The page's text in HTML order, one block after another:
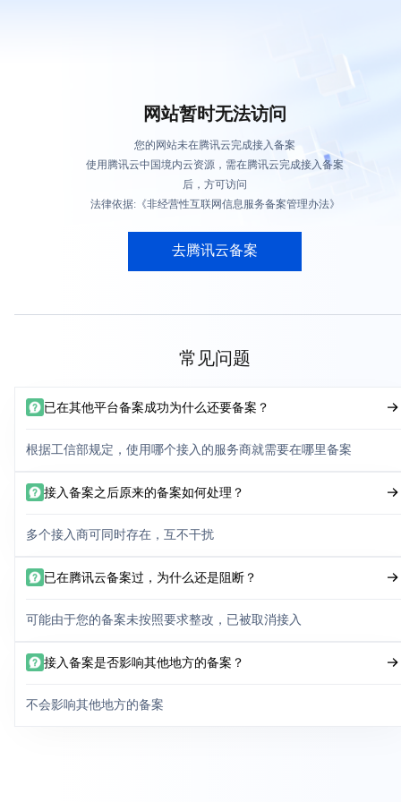
网站暂时无法访问
您的网站未在腾讯云完成接入备案
使用腾讯云中国境内云资源，需在腾讯云完成接入备案
后，方可访问
法律依据:《非经营性互联网信息服务备案管理办法》
去腾讯云备案
常见问题
已在其他平台备案成功为什么还要备案？
根据工信部规定，使用哪个接入的服务商就需要在哪里备案
接入备案之后原来的备案如何处理？
多个接入商可同时存在，互不干扰
已在腾讯云备案过，为什么还是阻断？
可能由于您的备案未按照要求整改，已被取消接入
接入备案是否影响其他地方的备案？
不会影响其他地方的备案